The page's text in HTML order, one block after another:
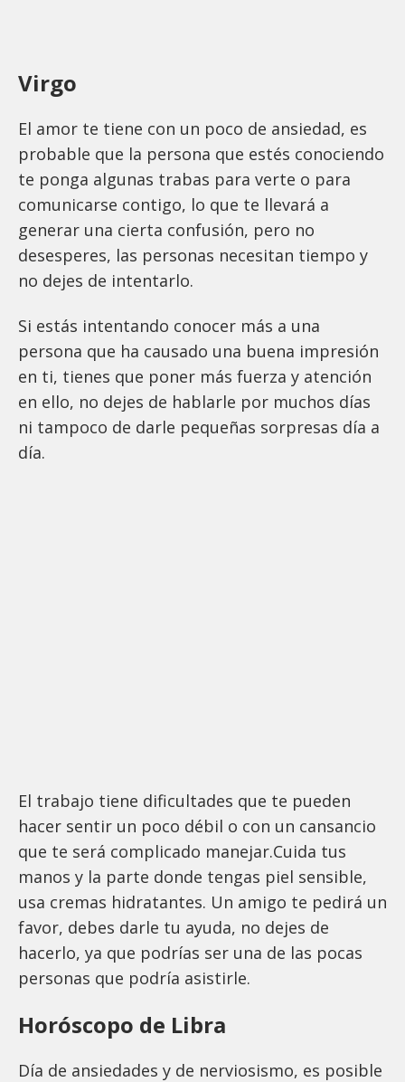
Virgo
El amor te tiene con un poco de ansiedad, es
probable que la persona que estés conociendo
te ponga algunas trabas para verte o para
comunicarse contigo, lo que te llevará a
generar una cierta confusión, pero no
desesperes, las personas necesitan tiempo y
no dejes de intentarlo.
Si estás intentando conocer más a una
persona que ha causado una buena impresión
en ti, tienes que poner más fuerza y atención
en ello, no dejes de hablarle por muchos días
ni tampoco de darle pequeñas sorpresas día a
día.
El trabajo tiene dificultades que te pueden
hacer sentir un poco débil o con un cansancio
que te será complicado manejar.Cuida tus
manos y la parte donde tengas piel sensible,
usa cremas hidratantes. Un amigo te pedirá un
favor, debes darle tu ayuda, no dejes de
hacerlo, ya que podrías ser una de las pocas
personas que podría asistirle.
Horóscopo de Libra
Día de ansiedades y de nerviosismo, es posible